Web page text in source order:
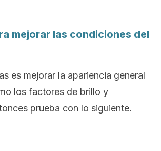
mejorar las condiciones del
es mejorar la apariencia general
los factores de brillo y
prueba con lo siguiente.